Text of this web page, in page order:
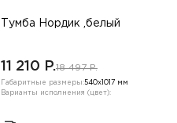
Тумба Нордик ,белый
11 210 P.18 497 P.
Габаритные размеры:540х1017 мм
Варианты исполнения (цвет):